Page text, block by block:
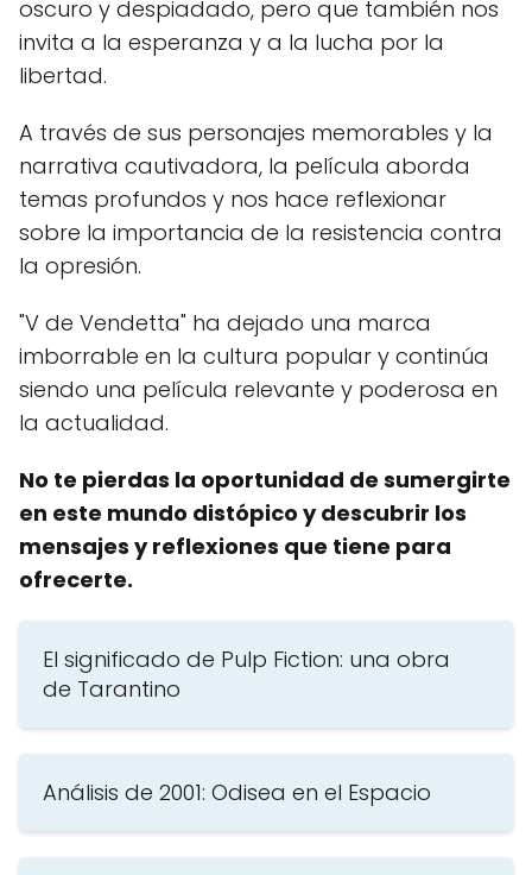
oscuro y despiadado, pero que también nos
invita a la esperanza y a la lucha por la
libertad.
A través de sus personajes memorables y la
narrativa cautivadora, la película aborda
temas profundos y nos hace reflexionar
sobre la importancia de la resistencia contra
la opresión.
"V de Vendetta" ha dejado una marca
imborrable en la cultura popular y continúa
siendo una película relevante y poderosa en
la actualidad.
No te pierdas la oportunidad de sumergirte
en este mundo distópico y descubrir los
mensajes y reflexiones que tiene para
ofrecerte.
El significado de Pulp Fiction: una obra
de Tarantino
Análisis de 2001: Odisea en el Espacio